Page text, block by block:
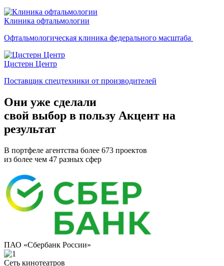
Клиника офтальмологии
Офтальмологическая клиника федерального масштаба
Цистерн Центр
Поставщик спецтехники от производителей
Они уже сделали
свой выбор в пользу Акцент на
результат
В портфеле агентства более 673 проектов
из более чем 47 разных сфер
ПАО «Сбербанк России»
Сеть кинотеатров